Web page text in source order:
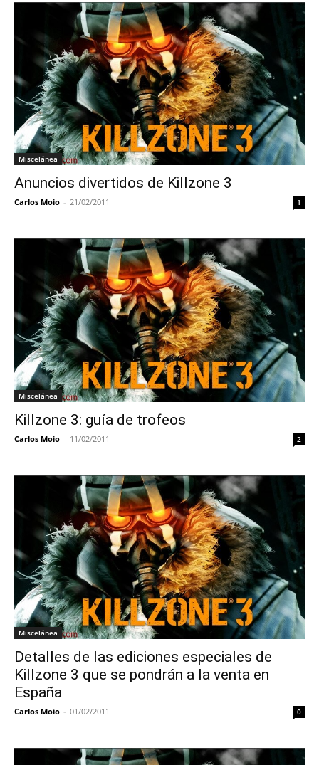
Miscelánea
Anuncios divertidos de Killzone 3
Carlos Moio - 21/02/2011 1
Miscelánea
Killzone 3: guía de trofeos
Carlos Moio - 11/02/2011 2
Miscelánea
Detalles de las ediciones especiales de
Killzone 3 que se pondrán a la venta en
España
Carlos Moio - 01/02/2011 0